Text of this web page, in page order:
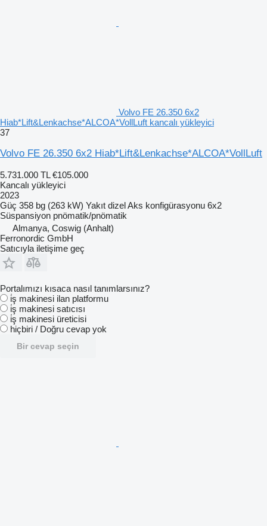
Volvo FE 26.350 6x2
Hiab*Lift&Lenkachse*ALCOA*VollLuft kancalı yükleyici
37
Volvo FE 26.350 6x2 Hiab*Lift&Lenkachse*ALCOA*VollLuft
5.731.000 TL €105.000
Kancalı yükleyici
2023
Güç 358 bg (263 kW) Yakıt dizelAks konfigürasyonu 6x2
Süspansiyon pnömatik/pnömatik
Almanya, Coswig (Anhalt)
Ferronordic GmbH
Satıcıyla iletişime geç
Portalımızı kısaca nasıl tanımlarsınız?
i̇ş makinesi ilan platformu
i̇ş makinesi satıcısı
i̇ş makinesi üreticisi
hiçbiri / Doğru cevap yok
Bir cevap seçin